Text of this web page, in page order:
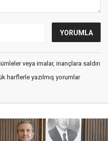
veya imalar, inançlara saldırı
harflerle yazılmış yorumlar